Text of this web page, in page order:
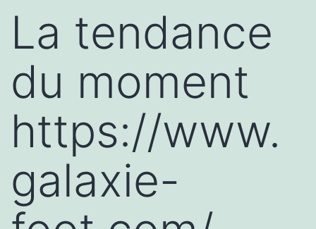
La tendance
du moment
https://www.
galaxie-